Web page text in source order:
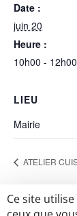
Date :
juin 20
Heure :
10h00 - 12h00
LIEU
Mairie
ATELIER
Ce site